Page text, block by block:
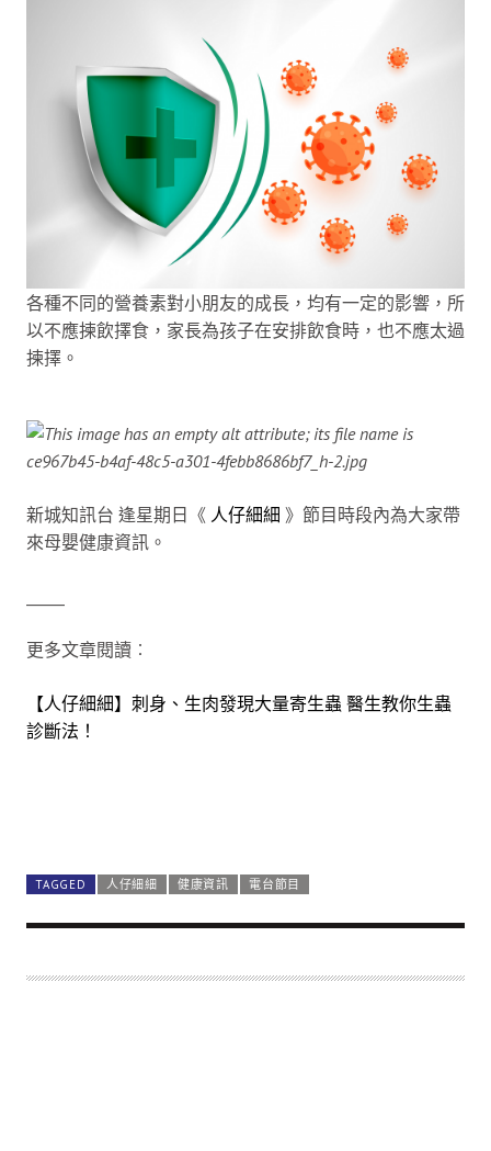
各種不同的營養素對小朋友的成長，均有一定的影響，所
以不應揀飲擇食，家長為孩子在安排飲食時，也不應太過
揀擇。
新城知訊台 逢星期日《 人仔細細 》節目時段內為大家帶
來母嬰健康資訊。
更多文章閱讀︰
【人仔細細】刺身、生肉發現大量寄生蟲 醫生教你生蟲
診斷法！
TAGGED 人仔細細 健康資訊 電台節目